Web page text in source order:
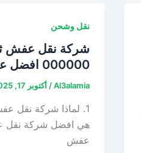
نقل وشحن
شركة نقل عفش
000000 افضل عمالة فلبينية مدربة
Al3alamia
/أكتوبر 17, 2025
عفش